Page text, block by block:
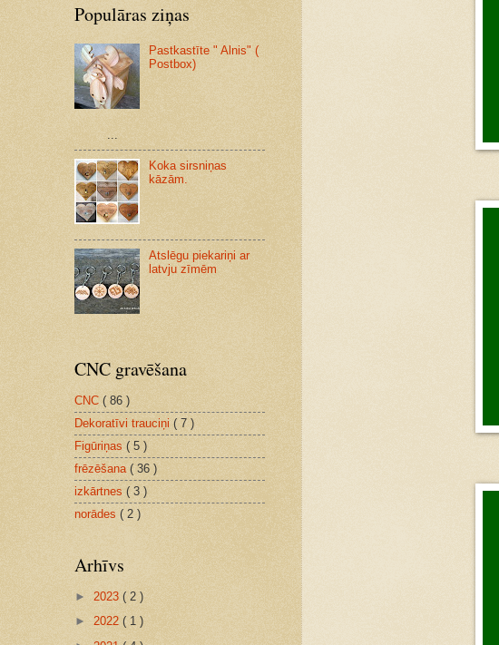
Populāras ziņas
Pastkastīte " Alnis" (
Postbox)
Koka sirsniņas
kāzām.
Atslēgu piekariņi ar
latvju zīmēm
CNC gravēšana
CNC ( 86 )
Dekoratīvi trauciņi ( 7 )
Figūriņas ( 5 )
frēzēšana ( 36 )
izkārtnes ( 3 )
norādes ( 2 )
Arhīvs
► 2023 ( 2 )
► 2022 ( 1 )